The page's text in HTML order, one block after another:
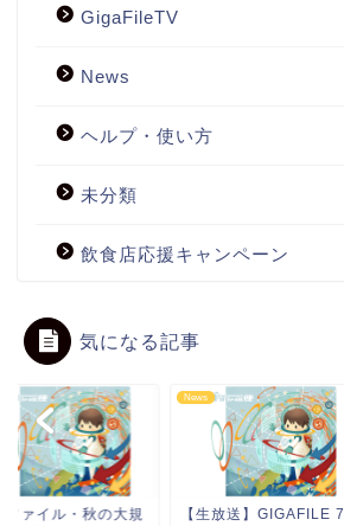
GigaFileTV
News
ヘルプ・使い方
未分類
飲食店応援キャンペーン
気になる記事
ファイル・秋の大規
News
【生放送】GIGAFILE 7